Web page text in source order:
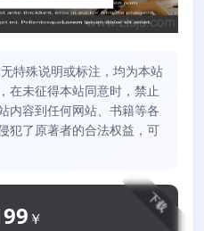
特殊说明或标注，均为本站
在未征得本站同意时，禁止
内容到任何网站、书籍等各
犯了原著者的合法权益，可
下载
￥